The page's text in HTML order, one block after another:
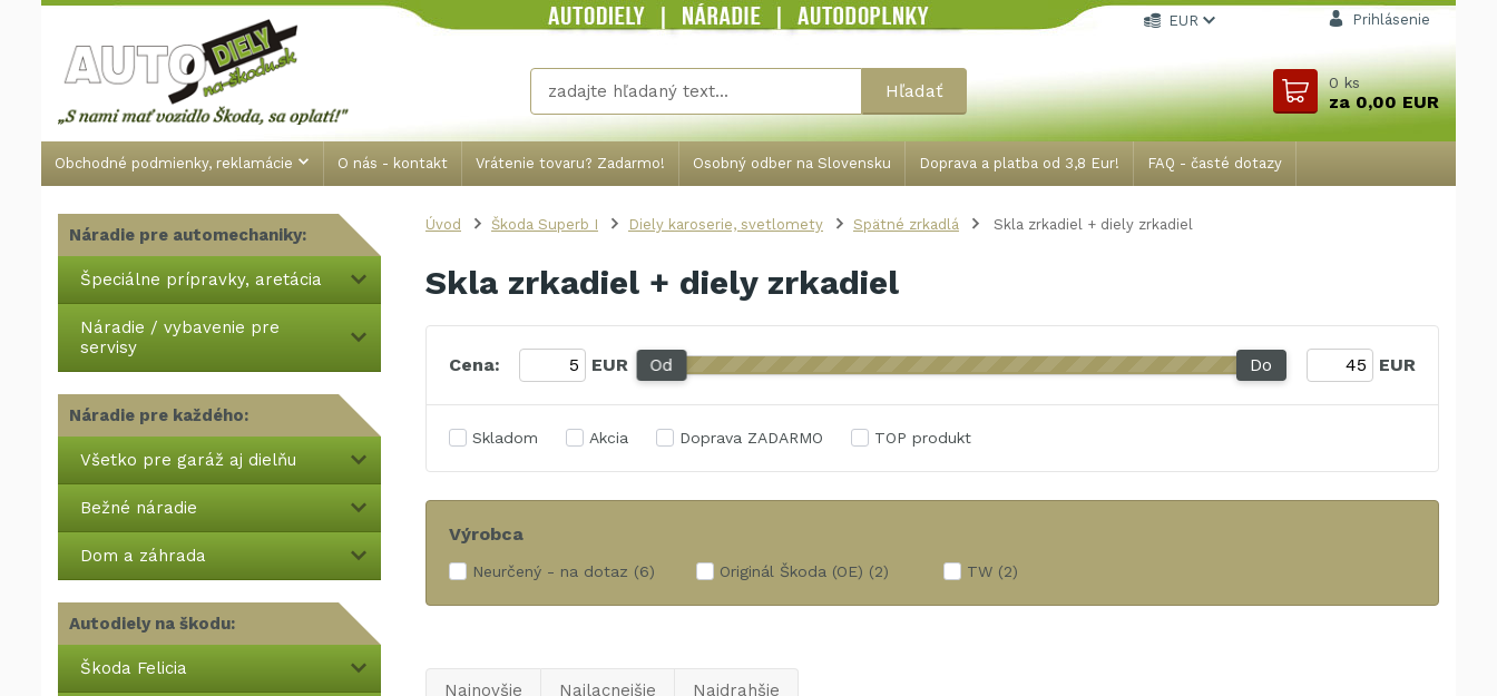
Obchodné podmienky, reklamácie O nás - kontakt Vrátenie tovaru? Zadarmo! Osobný odber na Slovensku Doprava a platba od 3,8 Eur! FAQ - časté dotazy
EUR Prihlásenie
Hľadať 0ks
za0,00 EUR
Náradie pre automechaniky:
Špeciálne prípravky, aretácia
Náradie / vybavenie pre
servisy
Náradie pre každého:
Všetko pre garáž aj dielňu
Bežné náradie
Dom a záhrada
Autodiely na škodu:
Škoda Felicia
Úvod Škoda Superb I Diely karoserie, svetlomety Spätné zrkadlá Skla zrkadiel + diely zrkadiel
Skla zrkadiel + diely zrkadiel
Cena: EUR Od Do EUR
Skladom Akcia Doprava ZADARMO TOP produkt
Výrobca
Neurčený - na dotaz (6) Originál Škoda (OE) (2) TW (2)
Najnovšie Najlacnejšie Najdrahšie